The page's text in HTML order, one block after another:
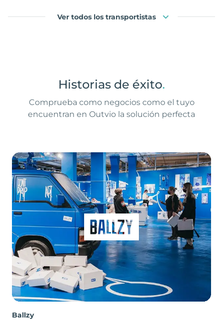
Ver todos los transportistas
Historias de éxito.
Comprueba como negocios como el tuyo
encuentran en Outvio la solución perfecta
Ballzy